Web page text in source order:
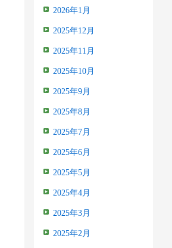
2026年1月
2025年12月
2025年11月
2025年10月
2025年9月
2025年8月
2025年7月
2025年6月
2025年5月
2025年4月
2025年3月
2025年2月